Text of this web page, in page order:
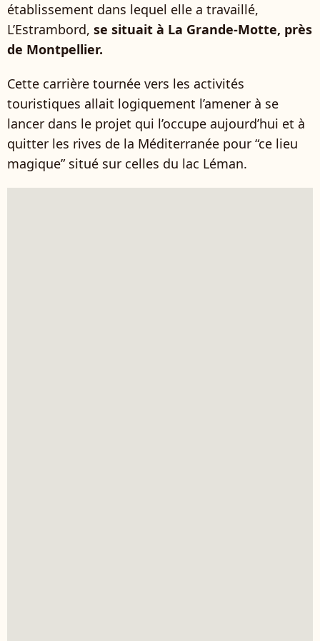
établissement dans lequel elle a travaillé,
L’Estrambord, se situait à La Grande-Motte, près
de Montpellier.
Cette carrière tournée vers les activités
touristiques allait logiquement l’amener à se
lancer dans le projet qui l’occupe aujourd’hui et à
quitter les rives de la Méditerranée pour “ce lieu
magique” situé sur celles du lac Léman.